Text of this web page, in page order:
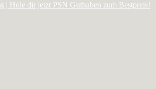
| Hole dir jetzt PSN Guthaben zum Bestpreis!